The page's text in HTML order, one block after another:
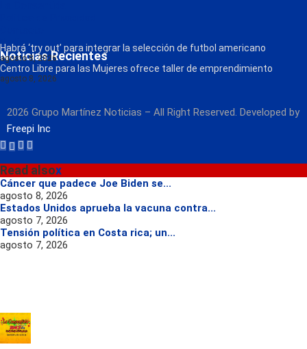
Radio
Noticias Recientes
Habrá ‘try out’ para integrar la selección de futbol americano
agosto 8, 2026
Centro Libre para las Mujeres ofrece taller de emprendimiento
agosto 8, 2026
2026 Grupo Martínez Noticias – All Right Reserved. Developed by
Freepi Inc
Read alsox
Cáncer que padece Joe Biden se...
agosto 8, 2026
Estados Unidos aprueba la vacuna contra...
agosto 7, 2026
Tensión política en Costa rica; un...
agosto 7, 2026